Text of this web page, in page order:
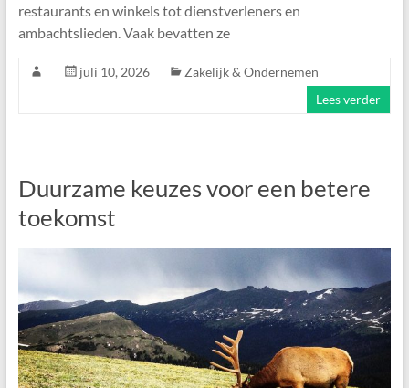
restaurants en winkels tot dienstverleners en
ambachtslieden. Vaak bevatten ze
juli 10, 2026
Zakelijk & Ondernemen
Lees verder
Duurzame keuzes voor een betere
toekomst